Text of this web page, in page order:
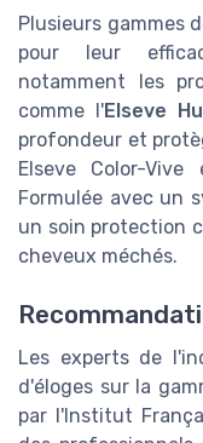
Plusieurs gammes
pour leur
notamment les
comme l'Elseve
profondeur et
Elseve Color-
Formulée avec un
un soin protection
cheveux méchés.
Les experts de
d'éloges sur la
par l'Institut